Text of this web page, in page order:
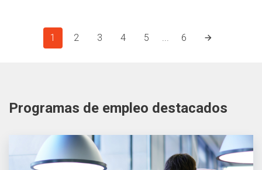
1 2 3 4 5 ... 6
Programas de empleo destacados